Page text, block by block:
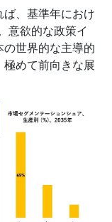
、基準年におけ
意欲的な政策イ
世界的な主導的
めて前向きな展